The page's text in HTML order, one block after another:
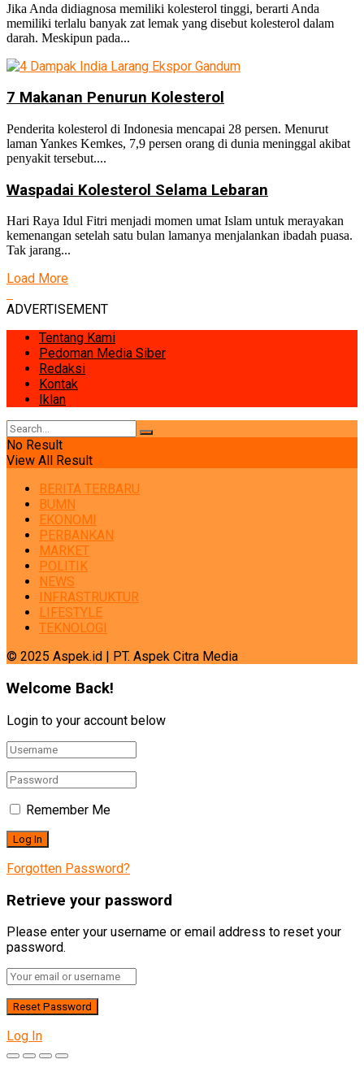
Jika Anda didiagnosa memiliki kolesterol tinggi, berarti Anda
memiliki terlalu banyak zat lemak yang disebut kolesterol dalam
darah. Meskipun pada...
7 Makanan Penurun Kolesterol
Penderita kolesterol di Indonesia mencapai 28 persen. Menurut
laman Yankes Kemkes, 7,9 persen orang di dunia meninggal akibat
penyakit tersebut....
Waspadai Kolesterol Selama Lebaran
Hari Raya Idul Fitri menjadi momen umat Islam untuk merayakan
kemenangan setelah satu bulan lamanya menjalankan ibadah puasa.
Tak jarang...
Load More
ADVERTISEMENT
Tentang Kami
Pedoman Media Siber
Redaksi
Kontak
Iklan
No Result
View All Result
BERITA TERBARU
BUMN
EKONOMI
PERBANKAN
MARKET
POLITIK
NEWS
INFRASTRUKTUR
LIFESTYLE
TEKNOLOGI
© 2025 Aspek.id | PT. Aspek Citra Media
Welcome Back!
Login to your account below
Remember Me
Forgotten Password?
Retrieve your password
Please enter your username or email address to reset your
password.
Log In